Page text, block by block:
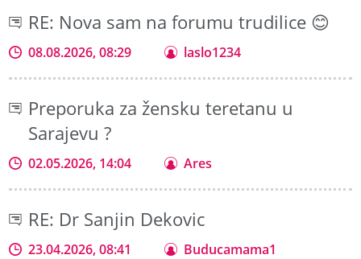
RE: Nova sam na forumu trudilice 😊
08.08.2026, 08:29 laslo1234
Preporuka za žensku teretanu u
Sarajevu ?
02.05.2026, 14:04 Ares
RE: Dr Sanjin Dekovic
23.04.2026, 08:41 Buducamama1